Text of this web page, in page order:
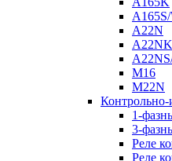
A22N
A22NK
M16
M22N
Контрольно-
1-
3-
Реле
Реле